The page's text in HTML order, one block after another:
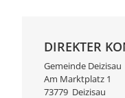
DIREKTER
Gemeinde Deizisau
Am Marktplatz 1
73779 Deizisau